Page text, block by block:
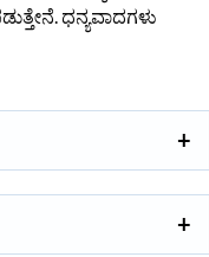
ಧನ್ಯವಾದಗಳು